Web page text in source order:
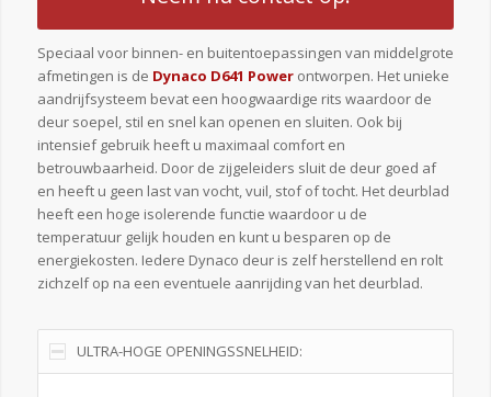
Speciaal voor binnen- en buitentoepassingen van middelgrote
afmetingen is de Dynaco D641 Powerontworpen. Het unieke
aandrijfsysteem bevat een hoogwaardige rits waardoor de
deur soepel, stil en snel kan openen en sluiten. Ook bij
intensief gebruik heeft u maximaal comfort en
betrouwbaarheid. Door de zijgeleiders sluit de deur goed af
en heeft u geen last van vocht, vuil, stof of tocht. Het deurblad
heeft een hoge isolerende functie waardoor u de
temperatuur gelijk houden en kunt u besparen op de
energiekosten. Iedere Dynaco deur is zelf herstellend en rolt
zichzelf op na een eventuele aanrijding van het deurblad.
ULTRA-HOGE OPENINGSSNELHEID: